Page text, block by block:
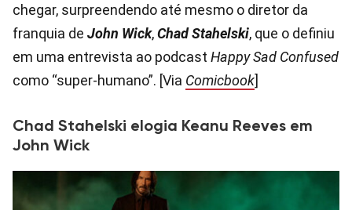
chegar, surpreendendo até mesmo o diretor da
franquia de John Wick,Chad Stahelski, que o definiu
em uma entrevista ao podcast Happy Sad Confused
como “super-humano”. [Via Comicbook]
Chad Stahelski elogia Keanu Reeves em
John Wick